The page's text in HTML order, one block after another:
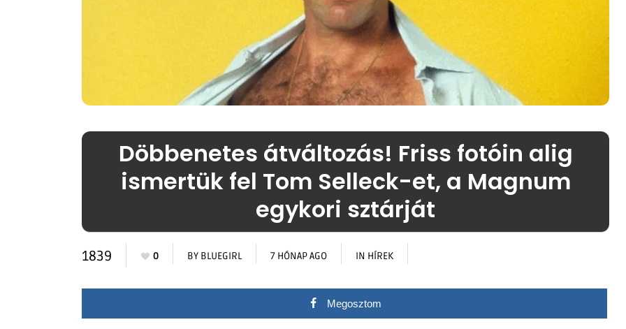
Döbbenetes átváltozás! Friss fotóin alig
ismertük fel Tom Selleck-et, a Magnum
egykori sztárját
1839 0 BY BLUEGIRL 7 HÓNAP AGO IN HÍREK
Megosztom